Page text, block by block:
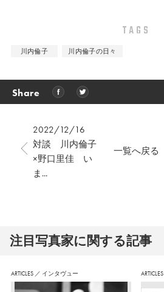
TAGS
川内倫子 川内倫子の日々
Share
2022/12/16
対談 川内倫子
×野口里佳 い
ま...
一覧へ戻る
注⽬写真家に関する記事
ARTICLES ／ インタヴュー ARTICLES